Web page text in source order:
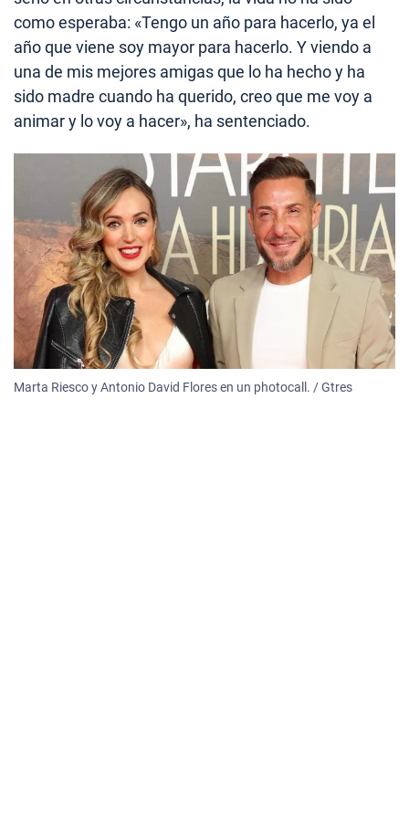
como esperaba: «Tengo un año para hacerlo, ya el
año que viene soy mayor para hacerlo. Y viendo a
una de mis mejores amigas que lo ha hecho y ha
sido madre cuando ha querido, creo que me voy a
animar y lo voy a hacer», ha sentenciado.
Marta Riesco y Antonio David Flores en un photocall. / Gtres